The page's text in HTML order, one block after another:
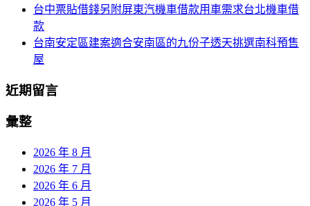
台中票貼借錢另附屏東汽機車借款用車需求台北機車借
款
台南安定區建案適合安南區的九份子透天挑選南科預售
屋
近期留言
彙整
2026 年 8 月
2026 年 7 月
2026 年 6 月
2026 年 5 月